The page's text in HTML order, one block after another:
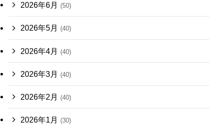
2026年6月 (50)
2026年5月 (40)
2026年4月 (40)
2026年3月 (40)
2026年2月 (40)
2026年1月 (30)